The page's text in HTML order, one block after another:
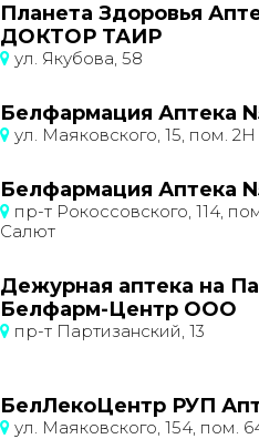
Планета Здоровья
ДОКТОР ТАИР
ул. Якубова, 58
Белфармация Аптека
ул. Маяковского, 15, пом. 2Н
Белфармация Аптека
пр-т Рокоссовского, 114,
Салют
Дежурная аптека на
Белфарм-Центр ООО
пр-т Партизанский, 13
БелЛекоЦентр РУП
ул. Маяковского, 154, пом.